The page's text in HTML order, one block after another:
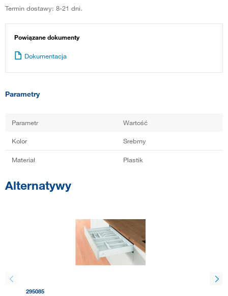
Termin dostawy: 8-21 dni.
Powiązane dokumenty
Dokumentacja
Parametry
Parametr Wartość
Kolor Srebrny
Materiał Plastik
Alternatywy
295085